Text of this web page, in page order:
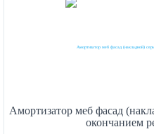
Амортизатор меб фасад
окончанием